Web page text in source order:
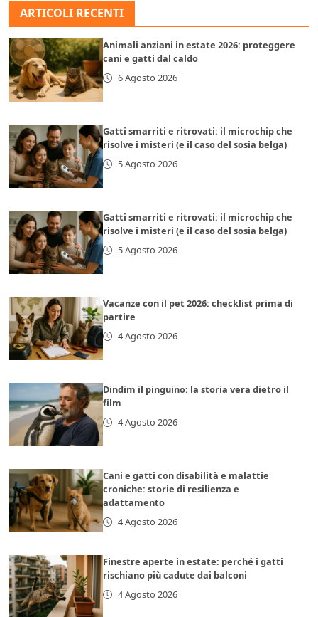
ARTICOLI RECENTI
Animali anziani in estate 2026: proteggere
cani e gatti dal caldo
6 Agosto 2026
Gatti smarriti e ritrovati: il microchip che
risolve i misteri (e il caso del sosia belga)
5 Agosto 2026
Gatti smarriti e ritrovati: il microchip che
risolve i misteri (e il caso del sosia belga)
5 Agosto 2026
Vacanze con il pet 2026: checklist prima di
partire
4 Agosto 2026
Dindim il pinguino: la storia vera dietro il
film
4 Agosto 2026
Cani e gatti con disabilità e malattie
croniche: storie di resilienza e
adattamento
4 Agosto 2026
Finestre aperte in estate: perché i gatti
rischiano più cadute dai balconi
4 Agosto 2026